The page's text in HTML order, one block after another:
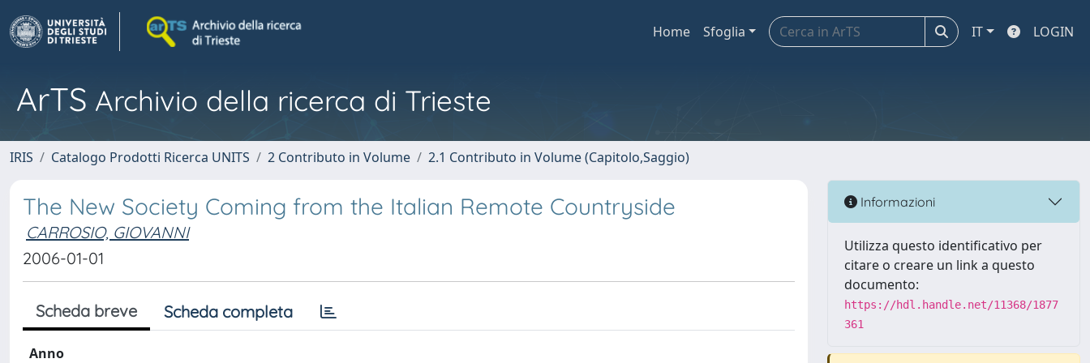
Home Sfoglia IT LOGIN
ArTS Archivio della ricerca di Trieste
IRIS Catalogo Prodotti Ricerca UNITS 2 Contributo in Volume 2.1 Contributo in Volume (Capitolo,Saggio)
The New Society Coming from the Italian Remote Countryside
CARROSIO, GIOVANNI
2006-01-01
Scheda breve Scheda completa
Anno
Informazioni
Utilizza questo identificativo per
citare o creare un link a questo
documento:
https://hdl.handle.net/11368/1877
361